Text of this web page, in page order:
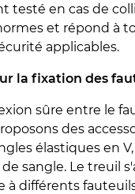
testé en cas de
et répond à
applicables.
la fixation des
sûre entre le
des
élastiques en
sangle. Le treuil
à différents